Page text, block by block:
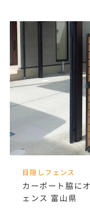
目隠しフェンス
カーポート脇に
ェンス 富山県